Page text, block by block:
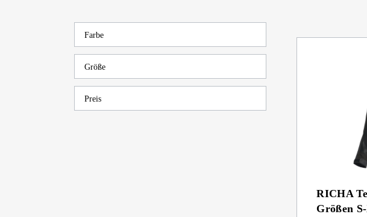
Farbe
Größe
Preis
RICHA
Größen